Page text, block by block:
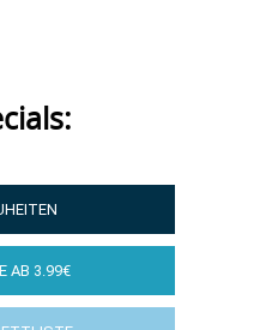
AB 3.99€